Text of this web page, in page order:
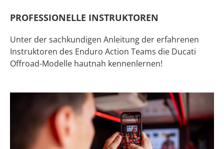
PROFESSIONELLE INSTRUKTOREN
Unter der sachkundigen Anleitung der erfahrenen
Instruktoren des Enduro Action Teams die Ducati
Offroad-Modelle hautnah kennenlernen!